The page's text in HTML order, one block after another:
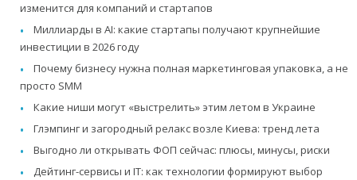
изменится для компаний и стартапов
Миллиарды в AI: какие стартапы получают крупнейшие
инвестиции в 2026 году
Почему бизнесу нужна полная маркетинговая упаковка, а не
просто SMM
Какие ниши могут «выстрелить» этим летом в Украине
Глэмпинг и загородный релакс возле Киева: тренд лета
Выгодно ли открывать ФОП сейчас: плюсы, минусы, риски
Дейтинг-сервисы и IT: как технологии формируют выбор